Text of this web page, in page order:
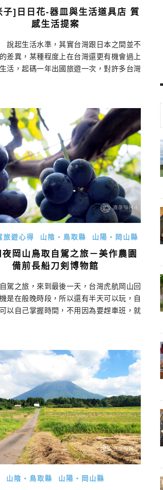
子]日日花-器皿與生活道具店 質
感生活提案
說起生活水準，其實台灣跟日本之間並不
差異，某種程度上在台灣還更有機會過上
活，起碼一年出國旅遊一次，對許多台灣
不算是非常困難。但如果要說到生活中的
有了這項體悟，每趟到日本各地旅行，對
或缺的，就是造訪當地的雜貨店，看看他
，是用著怎樣的道具，又 […]…
旅遊心得 山陰・鳥取縣 山陽・岡山縣
夜岡山鳥取自駕之旅－美作農園
備前長船刀剣博物館
駕之旅，來到最後一天，台灣虎航岡山回
是在般晚時段，所以還有半天可以玩，自
以自己掌握時間，不用因為要趕車班，就
當然如果你想補買些日本生活用品，也可
屋旅館→美星天文台→住宿 DAY2 行程：→
策→吹屋ふるさと村→千屋牛→御前酒蔵元
ージ […]…
山陰・鳥取縣 山陽・岡山縣